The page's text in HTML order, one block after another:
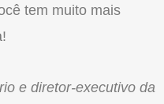
tem muito mais
e diretor-executivo da